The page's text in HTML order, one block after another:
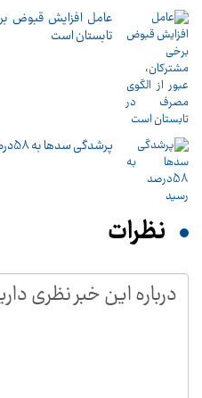
عامل افزایش قبوض
تابستان است
پرشدگی سدها به 58درصد رسید
نظرات